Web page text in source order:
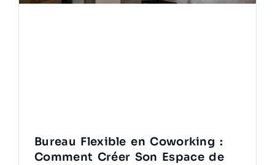
Bureau Flexible en Coworking :
Comment Créer Son Espace de